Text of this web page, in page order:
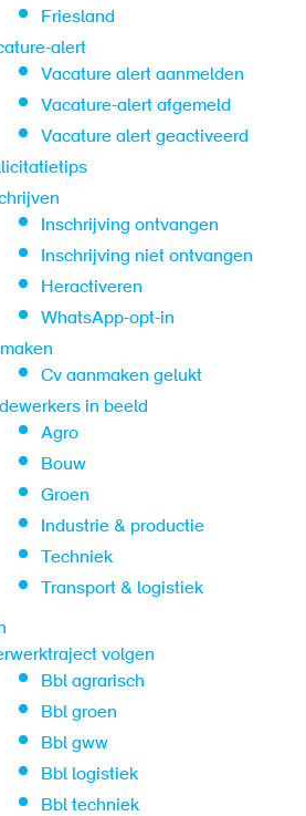
Friesland
alert
Vacature alert aanmelden
Vacature-alert afgemeld
Vacature alert geactiveerd
Inschrijving ontvangen
Inschrijving niet ontvangen
Heractiveren
WhatsApp-opt-in
Cv aanmaken gelukt
in beeld
Agro
Bouw
Groen
Industrie & productie
Techniek
Transport & logistiek
volgen
Bbl agrarisch
Bbl groen
Bbl gww
Bbl logistiek
Bbl techniek